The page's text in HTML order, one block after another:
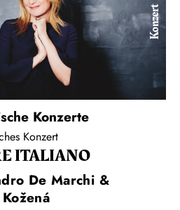
Konzert
Konzerte
Konzert
ITALIANO
De Marchi &